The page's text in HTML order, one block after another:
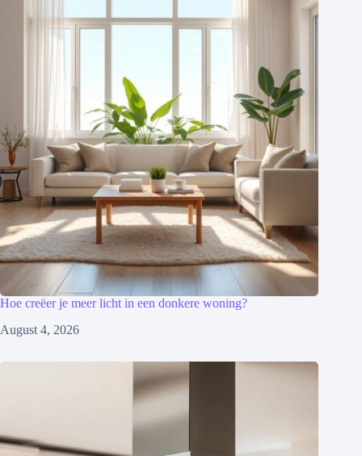
Hoe creëer je meer licht in een donkere woning?
August 4, 2026